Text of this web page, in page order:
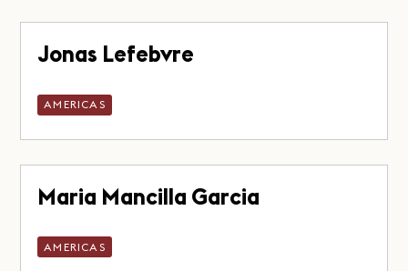
Jonas Lefebvre
AMERICAS
Maria Mancilla Garcia
AMERICAS